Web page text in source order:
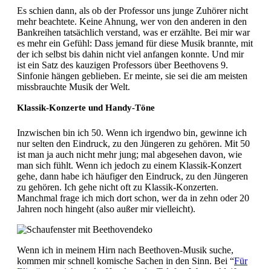
Es schien dann, als ob der Professor uns junge Zuhörer nicht
mehr beachtete. Keine Ahnung, wer von den anderen in den
Bankreihen tatsächlich verstand, was er erzählte. Bei mir war
es mehr ein Gefühl: Dass jemand für diese Musik brannte, mit
der ich selbst bis dahin nicht viel anfangen konnte. Und mir
ist ein Satz des kauzigen Professors über Beethovens 9.
Sinfonie hängen geblieben. Er meinte, sie sei die am meisten
missbrauchte Musik der Welt.
Klassik-Konzerte und Handy-Töne
Inzwischen bin ich 50. Wenn ich irgendwo bin, gewinne ich
nur selten den Eindruck, zu den Jüngeren zu gehören. Mit 50
ist man ja auch nicht mehr jung; mal abgesehen davon, wie
man sich fühlt. Wenn ich jedoch zu einem Klassik-Konzert
gehe, dann habe ich häufiger den Eindruck, zu den Jüngeren
zu gehören. Ich gehe nicht oft zu Klassik-Konzerten.
Manchmal frage ich mich dort schon, wer da in zehn oder 20
Jahren noch hingeht (also außer mir vielleicht).
Wenn ich in meinem Hirn nach Beethoven-Musik suche,
kommen mir schnell komische Sachen in den Sinn. Bei “Für